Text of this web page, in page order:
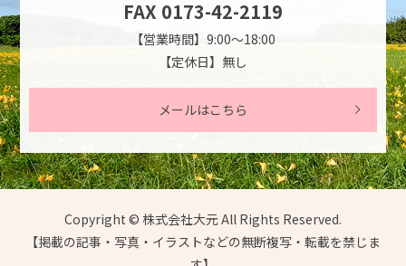
FAX 0173-42-2119
【営業時間】9:00～18:00
【定休日】無し
メールはこちら
Copyright © 株式会社大元 All Rights Reserved.
【掲載の記事・写真・イラストなどの無断複写・転載を禁じま